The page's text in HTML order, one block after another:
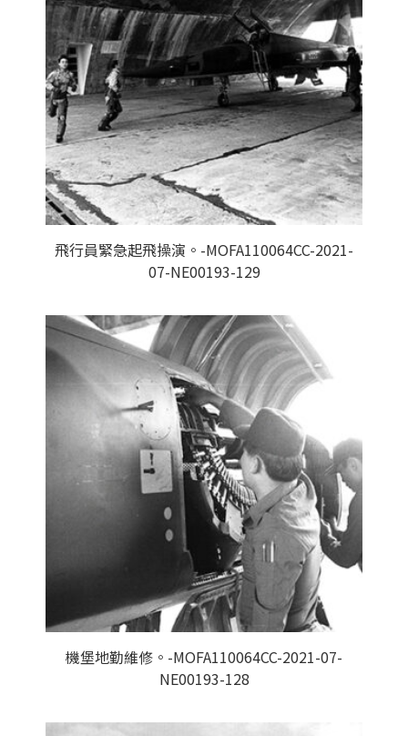
飛行員緊急起飛操演。-MOFA110064CC-2021-
07-NE00193-129
機堡地勤維修。-MOFA110064CC-2021-07-
NE00193-128